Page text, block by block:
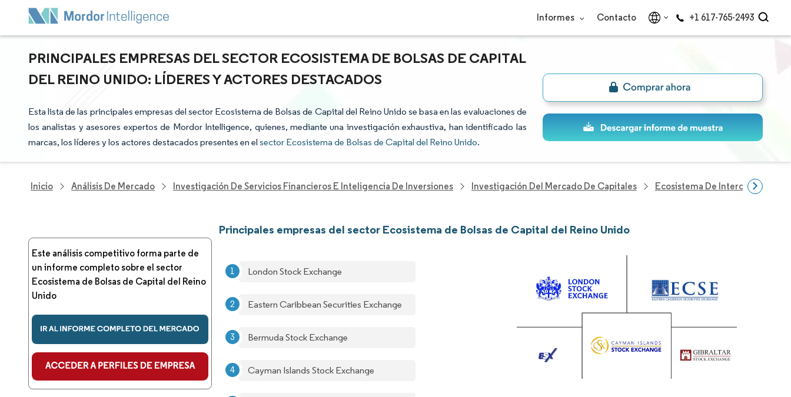
Informes Contacto +1 617-765-2493
PRINCIPALES EMPRESAS DEL SECTOR ECOSISTEMA DE BOLSAS DE CAPITAL
DEL REINO UNIDO: LÍDERES Y ACTORES DESTACADOS
Esta lista de las principales empresas del sector Ecosistema de Bolsas de Capital del Reino Unido se basa en las evaluaciones de
los analistas y asesores expertos de Mordor Intelligence, quienes, mediante una investigación exhaustiva, han identificado las
marcas, los líderes y los actores destacados presentes en el sector Ecosistema de Bolsas de Capital del Reino Unido.
Inicio Análisis De Mercado Investigación De Servicios Financieros E Inteligencia De Inversiones Investigación Del Mercado De Capitales Ecosistema De Intercambio Del
Este análisis competitivo forma parte de
un informe completo sobre el sector
Ecosistema de Bolsas de Capital del Reino
Unido
Principales empresas del sector Ecosistema de Bolsas de Capital del Reino Unido
London Stock Exchange
Eastern Caribbean Securities Exchange
Bermuda Stock Exchange
Cayman Islands Stock Exchange